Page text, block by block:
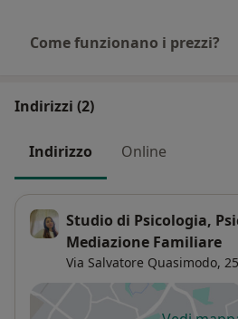
Come funzionano i prezzi?
Indirizzi (2)
Indirizzo Online
Studio di Psicologia,
Mediazione Familiare
Via Salvatore Quasimodo,